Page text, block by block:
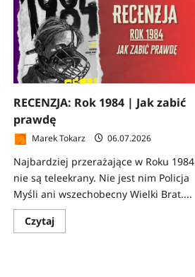
RECENZJA: Rok 1984 | Jak zabić
prawdę
Marek Tokarz 06.07.2026
Najbardziej przerażające w Roku 1984
nie są teleekrany. Nie jest nim Policja
Myśli ani wszechobecny Wielki Brat....
CzytajDowiedz
się